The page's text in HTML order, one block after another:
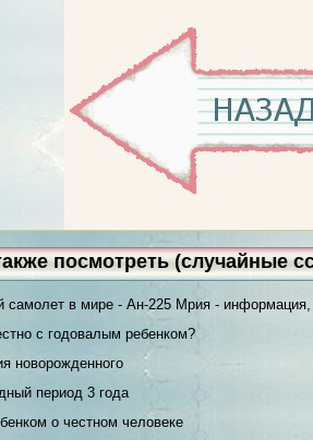
посмотреть (случайные
в мире - Ан-225 Мрия - информация,
с годовалым ребенком?
новорожденного
период 3 года
о честном человеке